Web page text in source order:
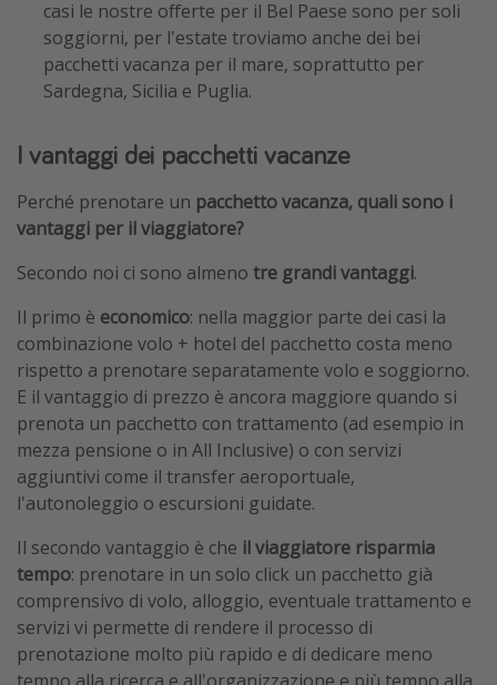
casi le nostre offerte per il Bel Paese sono per soli
soggiorni, per l'estate troviamo anche dei bei
pacchetti vacanza per il mare, soprattutto per
Sardegna, Sicilia e Puglia.
I vantaggi dei pacchetti vacanze
Perché prenotare un pacchetto vacanza, quali sono i
vantaggi per il viaggiatore?
Secondo noi ci sono almeno tre grandi vantaggi.
Il primo è economico: nella maggior parte dei casi la
combinazione volo + hotel del pacchetto costa meno
rispetto a prenotare separatamente volo e soggiorno.
E il vantaggio di prezzo è ancora maggiore quando si
prenota un pacchetto con trattamento (ad esempio in
mezza pensione o in All Inclusive) o con servizi
aggiuntivi come il transfer aeroportuale,
l'autonoleggio o escursioni guidate.
Il secondo vantaggio è che il viaggiatore risparmia
tempo: prenotare in un solo click un pacchetto già
comprensivo di volo, alloggio, eventuale trattamento e
servizi vi permette di rendere il processo di
prenotazione molto più rapido e di dedicare meno